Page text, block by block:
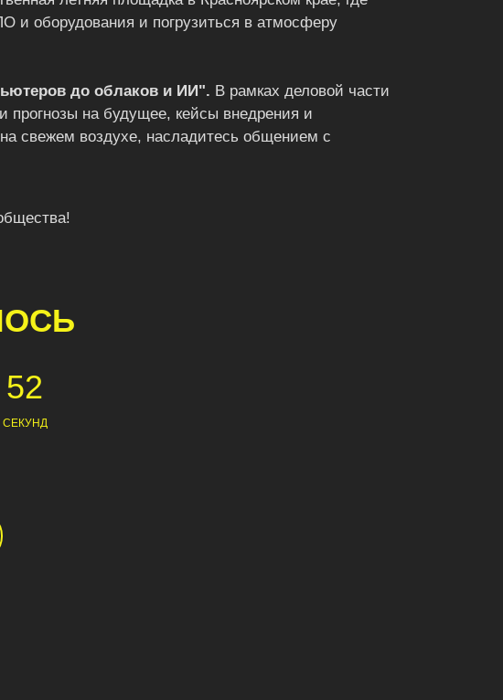
и оборудования и погрузиться в атмосферу
до облаков и ИИ". В рамках деловой части
прогнозы на будущее, кейсы внедрения и
свежем воздухе, насладитесь общением с
52
СЕКУНД